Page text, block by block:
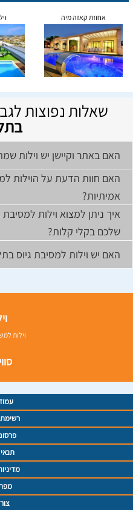
אחוזת קאזה מיה
שאלות נפוצות
האם באתר וקיישן יש וילות
האם חוות הדעת על הוילות
אמיתיות?
איך ניתן למצוא וילות
שלכם בקלי קלות?
האם יש וילות למסיבת גיוס
וילות